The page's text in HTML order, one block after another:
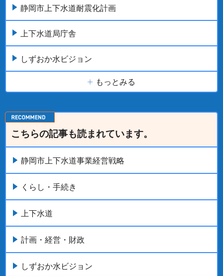
静岡市上下水道耐震化計画
上下水道局庁舎
しずおか水ビジョン
もっとみる
こちらの記事も読まれています。
静岡市上下水道事業経営戦略
くらし・手続き
上下水道
計画・経営・財政
しずおか水ビジョン